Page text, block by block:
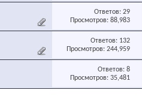
Ответов: 29
Просмотров: 88,983
Ответов: 132
Просмотров: 244,959
Ответов: 8
Просмотров: 35,481